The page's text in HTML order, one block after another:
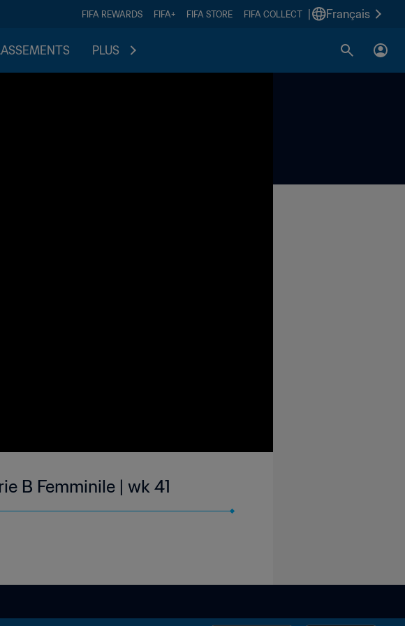
FIFA REWARDS FIFA+ FIFA STORE FIFA COLLECT Français
PLUS
B Femminile | wk 41